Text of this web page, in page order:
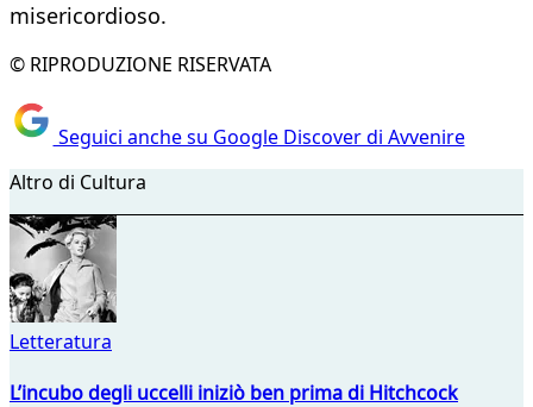
misericordioso.
© RIPRODUZIONE RISERVATA
Seguici anche su Google Discover di Avvenire
Altro di Cultura
Letteratura
L’incubo degli uccelli iniziò ben prima di Hitchcock